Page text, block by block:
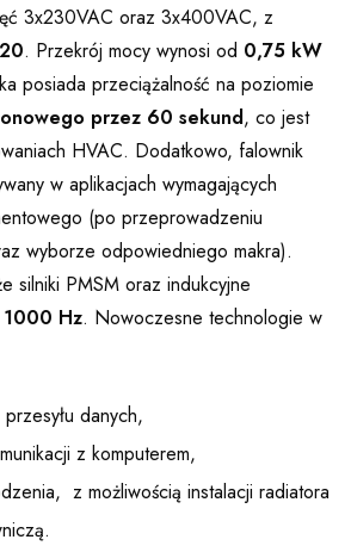
3x230VAC oraz 3x400VAC, z
. Przekrój mocy wynosi od 0,75 kW
posiada przeciążalność na poziomie
przez 60 sekund, co jest
HVAC. Dodatkowo, falownik
w aplikacjach wymagających
(po przeprowadzeniu
wyborze odpowiedniego makra).
silniki PMSM oraz indukcyjne
1000 Hz. Nowoczesne technologie w
danych,
z komputerem,
z możliwością instalacji radiatora